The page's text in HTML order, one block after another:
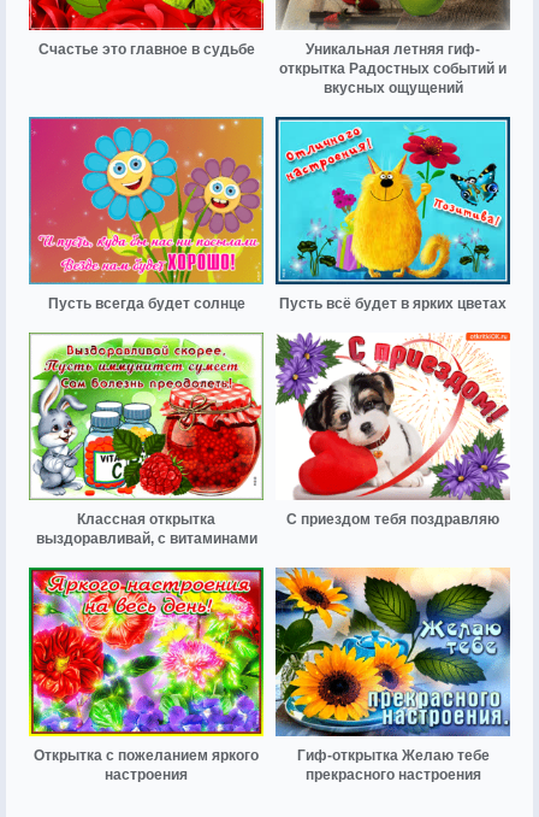
Счастье это главное в судьбе
Уникальная летняя гиф-
открытка Радостных событий и
вкусных ощущений
Пусть всегда будет солнце Пусть всё будет в ярких цветах
Классная открытка
выздоравливай, с витаминами
С приездом тебя поздравляю
Открытка с пожеланием яркого
настроения
Гиф-открытка Желаю тебе
прекрасного настроения